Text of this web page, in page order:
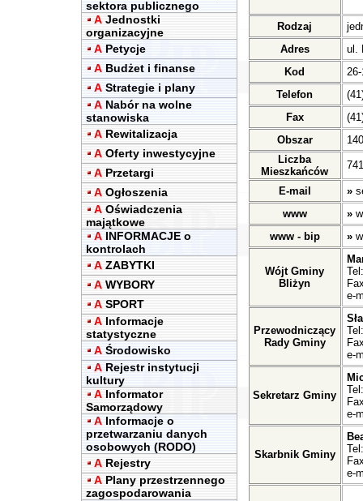
sektora publicznego
A Jednostki
organizacyjne
A Petycje
A Budżet i finanse
A Strategie i plany
A Nabór na wolne
stanowiska
A Rewitalizacja
A Oferty inwestycyjne
A Przetargi
A Ogłoszenia
A Oświadczenia
majątkowe
A INFORMACJE o
kontrolach
A ZABYTKI
A WYBORY
A SPORT
A Informacje
statystyczne
A Środowisko
A Rejestr instytucji
kultury
A Informator
Samorządowy
A Informacje o
przetwarzaniu danych
osobowych (RODO)
A Rejestry
A Plany przestrzennego
zagospodarowania
Rodzaj
Adres
ul.
Kod
Telefon
Fax
Obszar
Liczba
Mieszkańców
E-mail »
www
»
www - bip
»
Wójt Gminy
Bliżyn
e-
Przewodniczący
Rady Gminy
e-
Sekretarz Gminy
e-
Skarbnik Gminy
e-